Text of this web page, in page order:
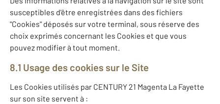
susceptibles d'être enregistrées dans des fichiers
"Cookies" déposés sur votre terminal, sous réserve des
choix exprimés concernant les Cookies et que vous
pouvez modifier à tout moment.
8.1 Usage des cookies sur le Site
Les Cookies utilisés par CENTURY 21 Magenta La Fayette
sur son site servent à :